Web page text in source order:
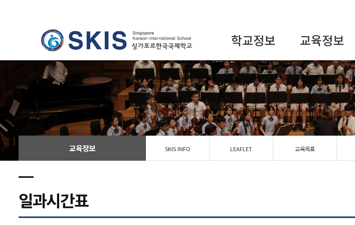
학교정보 교육정보
교육정보 SKIS INFO LEAFLET 교육목표
일과시간표